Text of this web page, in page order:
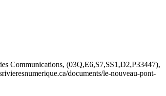
Communications, (03Q,E6,S7,SS1,D2,P33447),
documents/le-nouveau-pont-